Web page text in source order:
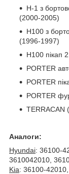
H-1 з
(2000-2005)
H100 з
(1996-1997)
H100 пікап
PORTER
PORTER
PORTER
TERRACAN
Аналоги:
Hyundai: 36100-
3610042010,
Kia: 36100-